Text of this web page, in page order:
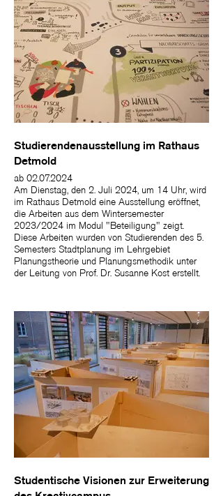
Studierendenausstellung im Rathaus
Detmold
ab 02.07.2024
Am Dienstag, den 2. Juli 2024, um 14 Uhr, wird
im Rathaus Detmold eine Ausstellung eröffnet,
die Arbeiten aus dem Wintersemester
2023/2024 im Modul "Beteiligung" zeigt.
Diese Arbeiten wurden von Studierenden des 5.
Semesters Stadtplanung im Lehrgebiet
Planungstheorie und Planungsmethodik unter
der Leitung von Prof. Dr. Susanne Kost erstellt.
Studentische Visionen zur Erweiterung